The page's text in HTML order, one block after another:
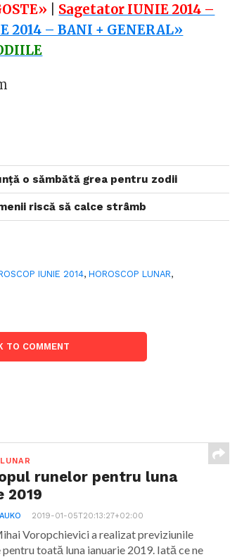
Sagetator IUNIE 2014 –
2014 – BANI + GENERAL»
o sămbătă grea pentru zodii
riscă să calce strâmb
IUNIE 2014,HOROSCOP LUNAR,
TO COMMENT
runelor pentru luna
2019
2019-01-05T20:13:27+02:00
Voropchievici a realizat previziunile
toată luna ianuarie 2019. Iată ce ne